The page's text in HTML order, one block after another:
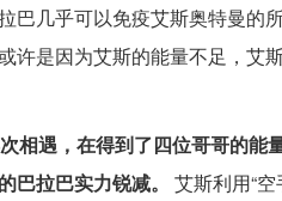
巴几乎可以免疫艾斯奥特曼的
许是因为艾斯的能量不足，艾
相遇，在得到了四位哥哥的能
拉巴实力锐减。
艾斯利用“